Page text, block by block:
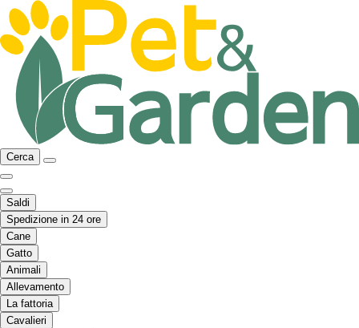
Cerca
Saldi
Spedizione in 24 ore
Cane
Gatto
Animali
Allevamento
La fattoria
Cavalieri